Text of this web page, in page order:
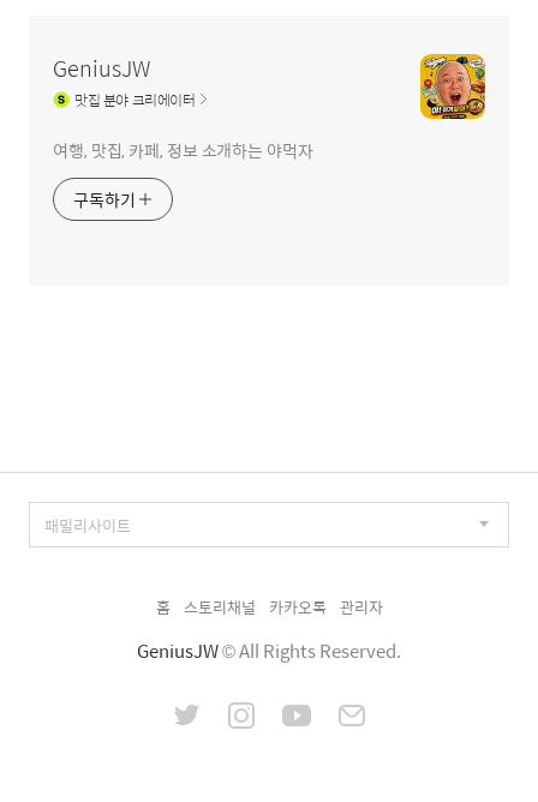
GeniusJW
맛집분야 크리에이터
여행, 맛집, 카페, 정보 소개하는 야먹자
구독하기
홈 스토리채널 카카오톡 관리자
GeniusJW© All Rights Reserved.